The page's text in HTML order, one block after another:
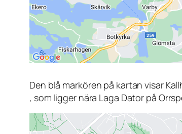
Den blå markören på kartan visar
, som ligger nära Laga Dator på